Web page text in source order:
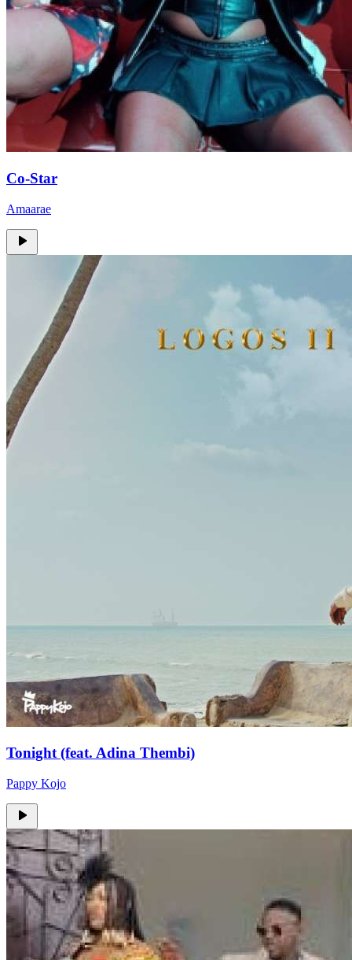
Co-Star
Amaarae
Tonight (feat. Adina Thembi)
Pappy Kojo